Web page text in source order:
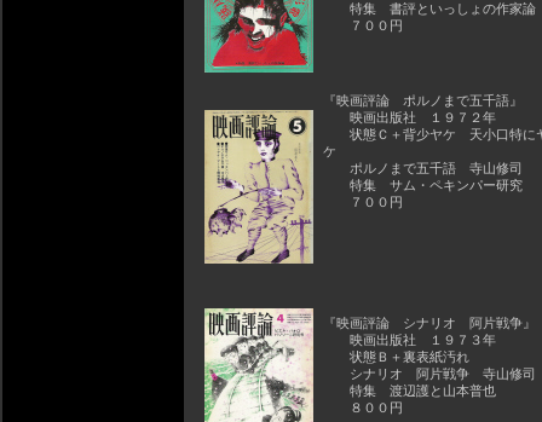
特集 書評といっしょの作家論
７００円
『映画評論 ポルノまで五千語』
映画出版社 １９７２年
状態Ｃ＋背少ヤケ 天小口特に
ケ
ポルノまで五千語 寺山修司
特集 サム・ペキンパー研究
７００円
『映画評論 シナリオ 阿片戦争』
映画出版社 １９７３年
状態Ｂ＋裏表紙汚れ
シナリオ 阿片戦争 寺山修司
特集 渡辺護と山本普也
８００円